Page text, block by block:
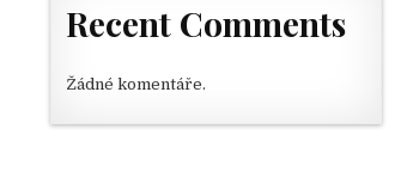
Recent Comments
Žádné komentáře.